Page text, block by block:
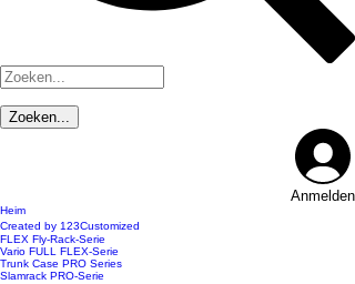
Anmelden
Heim
Created by 123Customized
FLEX Fly-Rack-Serie
Vario FULL FLEX-Serie
Trunk Case PRO Series
Slamrack PRO-Serie